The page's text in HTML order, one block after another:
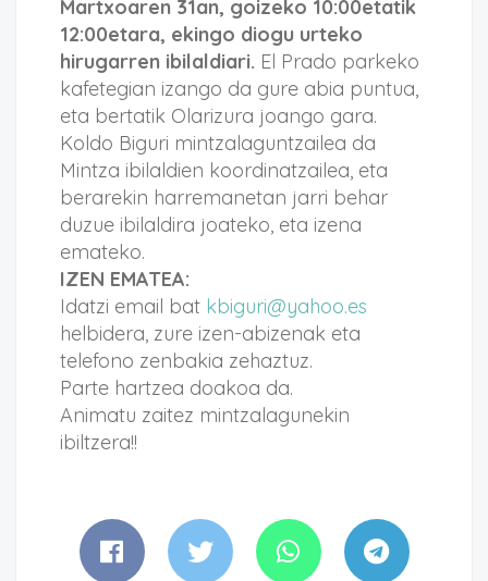
Martxoaren 31an, goizeko 10:00etatik
12:00etara, ekingo diogu urteko
hirugarren ibilaldiari. El Prado parkeko
kafetegian izango da gure abia puntua,
eta bertatik Olarizura joango gara.
Koldo Biguri mintzalaguntzailea da
Mintza ibilaldien koordinatzailea, eta
berarekin harremanetan jarri behar
duzue ibilaldira joateko, eta izena
emateko.
IZEN EMATEA:
Idatzi email bat kbiguri@yahoo.es
helbidera, zure izen-abizenak eta
telefono zenbakia zehaztuz.
Parte hartzea doakoa da.
Animatu zaitez mintzalagunekin
ibiltzera!!